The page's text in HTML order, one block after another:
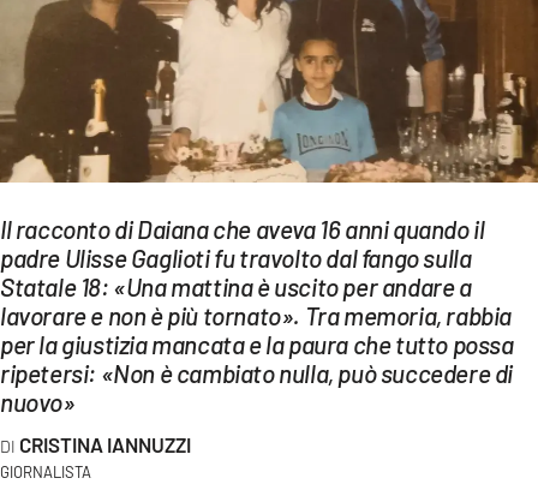
EVENTI
SPORT
Streaming
LAC TV
LAC NETWORK
LAC ONAIR
LaC
Network
LACPLAY.IT
LACTV.IT
Il racconto di Daiana che aveva 16 anni quando il
padre Ulisse Gaglioti fu travolto dal fango sulla
Statale 18: «Una mattina è uscito per andare a
lavorare e non è più tornato». Tra memoria, rabbia
per la giustizia mancata e la paura che tutto possa
ripetersi: «Non è cambiato nulla, può succedere di
nuovo»
CRISTINA IANNUZZI
GIORNALISTA